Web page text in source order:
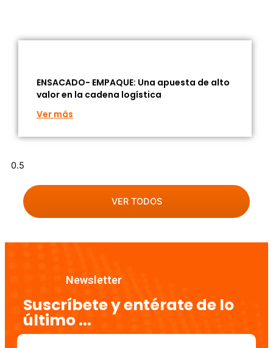
ENSACADO- EMPAQUE: Una apuesta de alto
valor en la cadena logística
Ver más
VER TODOS
Newsletter
Suscríbete y entérate de lo
último ...